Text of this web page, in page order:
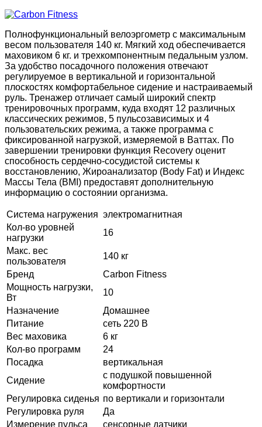
Полнофункциональный велоэргометр с максимальным
весом пользователя 140 кг. Мягкий ход обеспечивается
маховиком 6 кг. и трехкомпонентным педальным узлом.
За удобство посадочного положения отвечают
регулируемое в вертикальной и горизонтальной
плоскостях комфортабельное сидение и настраиваемый
руль. Тренажер отличает самый широкий спектр
тренировочных программ, куда входят 12 различных
классических режимов, 5 пульсозависимых и 4
пользовательских режима, а также программа с
фиксированной нагрузкой, измеряемой в Ваттах. По
завершении тренировки функция Recovery оценит
способность сердечно-сосудистой системы к
восстановлению, Жироанализатор (Body Fat) и Индекс
Массы Тела (BMI) предоставят дополнительную
информацию o состоянии организма.
Система нагружения электромагнитная
Кол-во уровней
нагрузки
16
Макс. вес
пользователя
140 кг
Бренд
Carbon Fitness
Мощность нагрузки,
Вт
10
Назначение
Домашнее
Питание
сеть 220 В
Вес маховика
6 кг
Кол-во программ
24
Посадка
вертикальная
Сидение
с подушкой повышенной
комфортности
Регулировка сиденья по вертикали и горизонтали
Регулировка руля
Да
Измерение пульса
сенсорные датчики